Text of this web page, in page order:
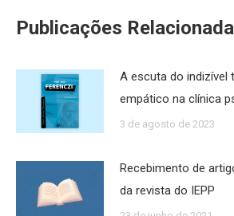
Publicações
A escuta do indizível
empático na clínica
3 de agosto de 2023
Recebimento de
da revista do IEPP